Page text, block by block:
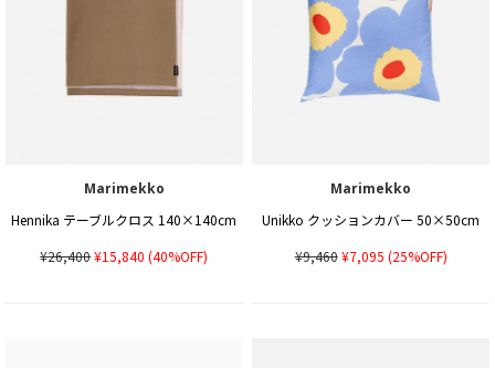
Marimekko
Hennika テーブルクロス 140×140cm
¥26,400¥15,840 (40%OFF)
Marimekko
Unikko クッションカバー 50×50cm
¥9,460¥7,095 (25%OFF)